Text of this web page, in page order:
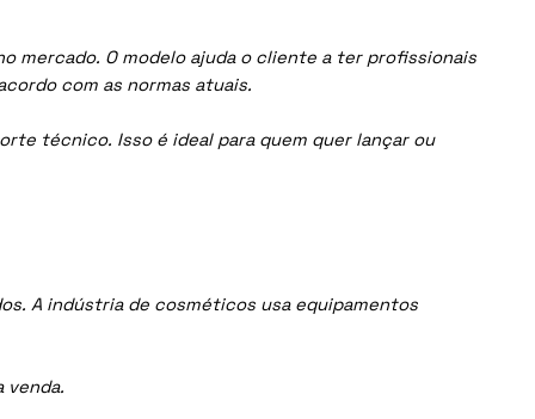
mercado. O modelo ajuda o cliente a ter profissionais
com as normas atuais.
técnico. Isso é ideal para quem quer lançar ou
A indústria de cosméticos usa equipamentos
venda.